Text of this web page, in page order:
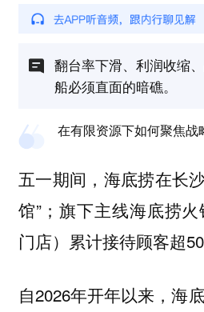
翻台率下滑、利润收缩
船必须直面的暗礁。
在有限资源下如何聚焦战
五一期间，海底捞在长
馆”；旗下主线海底捞
门店）累计接待顾客超
自2026年开年以来，海